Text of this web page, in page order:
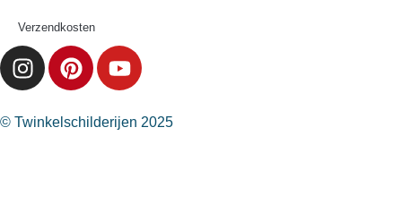
Verzendkosten
© Twinkelschilderijen 2025